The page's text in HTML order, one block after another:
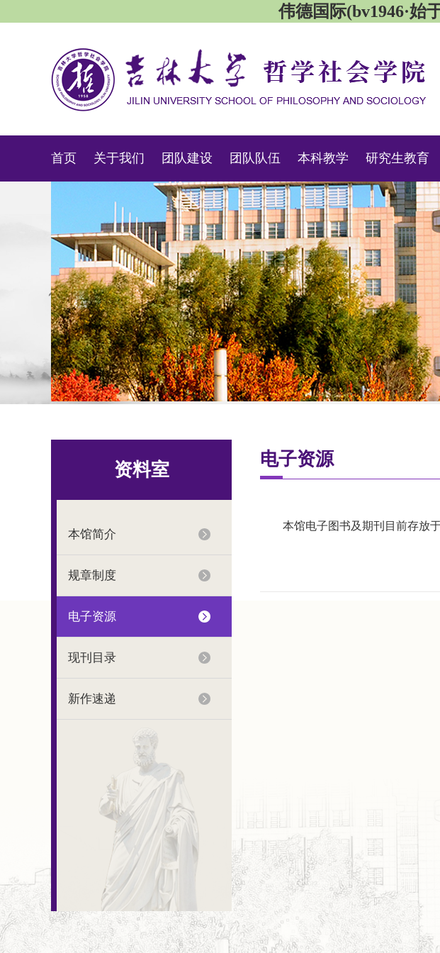
伟德国际(bv1946·始
首页 关于我们 团队建设 团队队伍 本科教学 研究生教育
资料室
本馆简介
规章制度
电子资源
现刊目录
新作速递
电子资源
本馆电子图书及期刊目前存放